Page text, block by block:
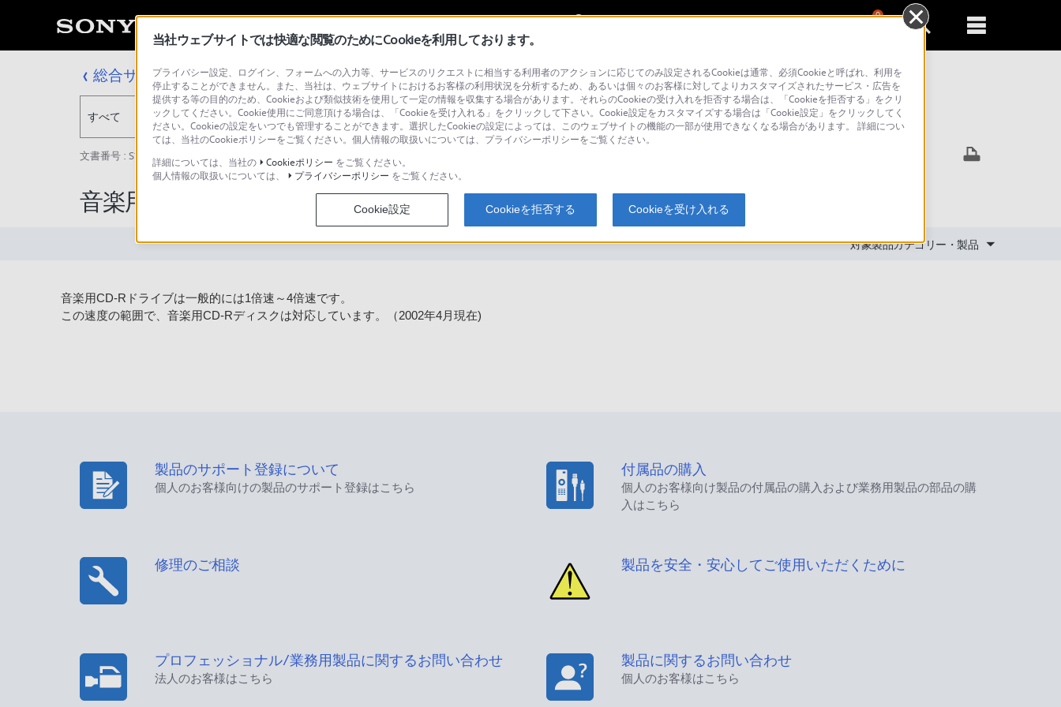
0
総合サポート・お問い合わせ
すべて 検索
文書番号 : S1110278002444 / 最終更新日 : 2025/03/11
音楽用のCD-Rディスクは何倍速対応していますか？
対象製品カテゴリー・製品
音楽用CD-Rドライブは一般的には1倍速～4倍速です。
この速度の範囲で、音楽用CD-Rディスクは対応しています。（2002年4月現在)
製品のサポート登録について
個人のお客様向けの製品のサポート登録はこちら
付属品の購入
個人のお客様向け製品の付属品の購入および業務用製品の部品の購
入はこちら
修理のご相談 製品を安全・安心してご使用いただくために
プロフェッショナル/業務用製品に関するお問い合わせ
法人のお客様はこちら
製品に関するお問い合わせ
個人のお客様はこちら
当社ウェブサイトでは快適な閲覧のためにCookieを利用しております。
プライバシー設定、ログイン、フォームへの入力等、サービスのリクエストに相当する利用者のアクションに応じてのみ設定されるCookieは通常、必須Cookieと呼ばれ、利用を
停止することができません。また、当社は、ウェブサイトにおけるお客様の利用状況を分析するため、あるいは個々のお客様に対してよりカスタマイズされたサービス・広告を
提供する等の目的のため、Cookieおよび類似技術を使用して一定の情報を収集する場合があります。それらのCookieの受け入れを拒否する場合は、「Cookieを拒否する」をクリ
ックしてください。Cookie使用にご同意頂ける場合は、「Cookieを受け入れる」をクリックして下さい。Cookie設定をカスタマイズする場合は「Cookie設定」をクリックしてく
ださい。Cookieの設定をいつでも管理することができます。選択したCookieの設定によっては、このウェブサイトの機能の一部が使用できなくなる場合があります。 詳細につい
ては、当社のCookieポリシーをご覧ください。個人情報の取扱いについては、プライバシーポリシーをご覧ください。
詳細については、当社の
Cookieポリシー をご覧ください。
個人情報の取扱いについては、
プライバシーポリシー をご覧ください。
Cookie設定 Cookieを拒否する Cookieを受け入れる